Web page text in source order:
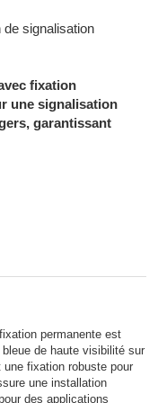
de signalisation
fixation
une signalisation
garantissant
permanente est
de haute visibilité sur
fixation robuste pour
une installation
des applications